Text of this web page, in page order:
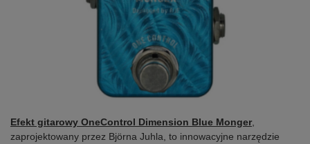
Efekt gitarowy OneControl Dimension Blue Monger
zaprojektowany przez Björna Juhla, to innowacyjne narzędzie